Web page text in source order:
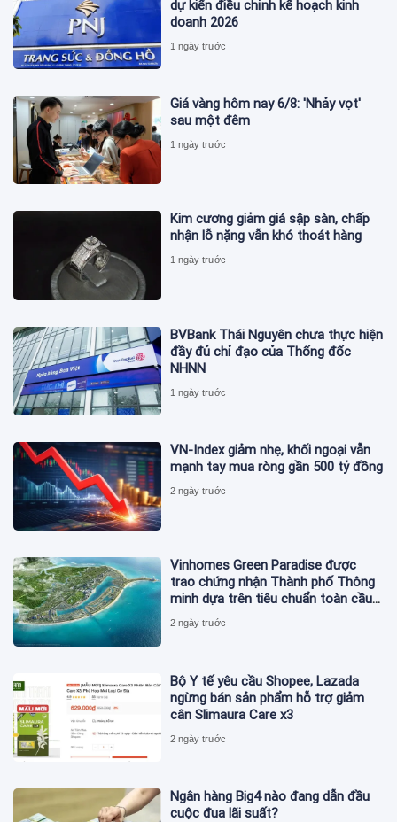
dự kiến điều chỉnh kế hoạch kinh
doanh 2026
1 ngày trước
Giá vàng hôm nay 6/8: 'Nhảy vọt'
sau một đêm
1 ngày trước
Kim cương giảm giá sập sàn, chấp
nhận lỗ nặng vẫn khó thoát hàng
1 ngày trước
BVBank Thái Nguyên chưa thực hiện
đầy đủ chỉ đạo của Thống đốc
NHNN
1 ngày trước
VN-Index giảm nhẹ, khối ngoại vẫn
mạnh tay mua ròng gần 500 tỷ đồng
2 ngày trước
Vinhomes Green Paradise được
trao chứng nhận Thành phố Thông
minh dựa trên tiêu chuẩn toàn cầu
ISO 37122
2 ngày trước
Bộ Y tế yêu cầu Shopee, Lazada
ngừng bán sản phẩm hỗ trợ giảm
cân Slimaura Care x3
2 ngày trước
Ngân hàng Big4 nào đang dẫn đầu
cuộc đua lãi suất?